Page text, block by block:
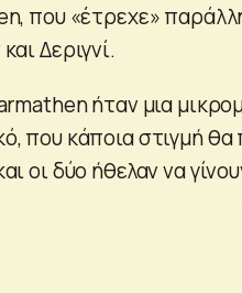
που «έτρεχε»
Δεριγνί.
ήταν μια
που κάποια στιγμή θα
οι δύο ήθελαν να